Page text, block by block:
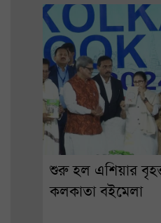
শুরু হল এশিয়ার
কলকাতা বইমেলা